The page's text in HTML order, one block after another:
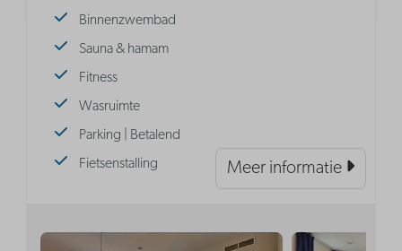
Binnenzwembad
Sauna & hamam
Fitness
Wasruimte
Parking | Betalend
Fietsenstalling
Meer informatie